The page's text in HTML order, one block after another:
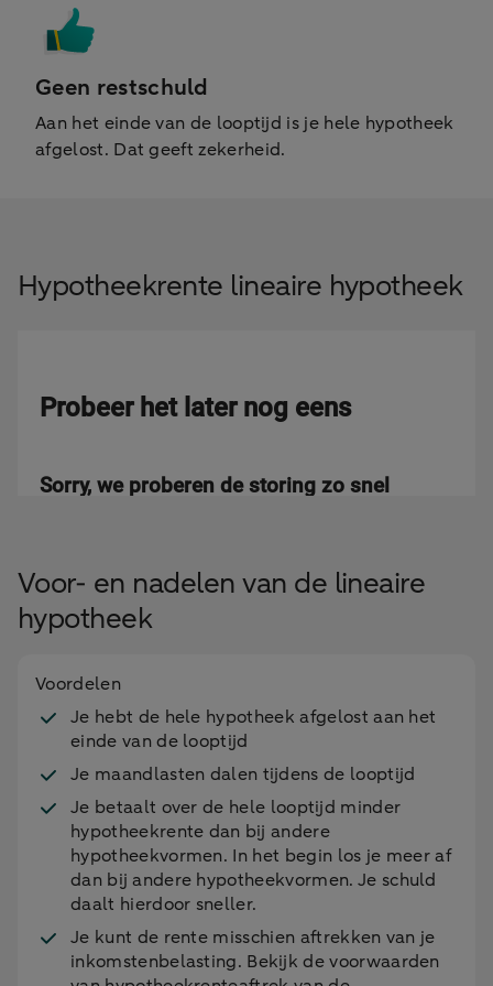
Geen restschuld
Aan het einde van de looptijd is je hele hypotheek
afgelost. Dat geeft zekerheid.
Hypotheekrente lineaire hypotheek
Voor- en nadelen van de lineaire
hypotheek
Voordelen
Je hebt de hele hypotheek afgelost aan het
einde van de looptijd
Je maandlasten dalen tijdens de looptijd
Je betaalt over de hele looptijd minder
hypotheekrente dan bij andere
hypotheekvormen. In het begin los je meer af
dan bij andere hypotheekvormen. Je schuld
daalt hierdoor sneller.
Je kunt de rente misschien aftrekken van je
inkomstenbelasting. Bekijk de voorwaarden